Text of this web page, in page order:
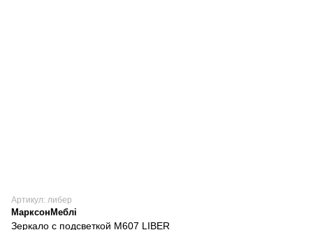
Артикул: либер
МарксонМеблі
Зеркало с подсветкой M607 LIBER